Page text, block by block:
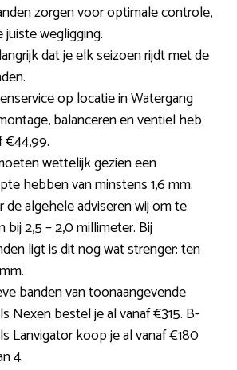
zorgen voor optimale controle,
juiste wegligging.
dat je elk seizoen rijdt met de
op locatie in Watergang
balanceren en ventiel heb
€44,99.
wettelijk gezien een
hebben van minstens 1,6 mm.
de algehele adviseren wij om te
bij 2,5 – 2,0 millimeter. Bij
ligt is dit nog wat strenger: ten
banden van toonaangevende
Nexen bestel je al vanaf €315. B-
Lanvigator koop je al vanaf €180
4.